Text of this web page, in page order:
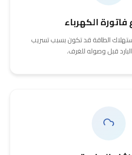
فاتورة الكهرباء
الطاقة قد تكون بسبب تسريب
قبل وصوله للغرف.